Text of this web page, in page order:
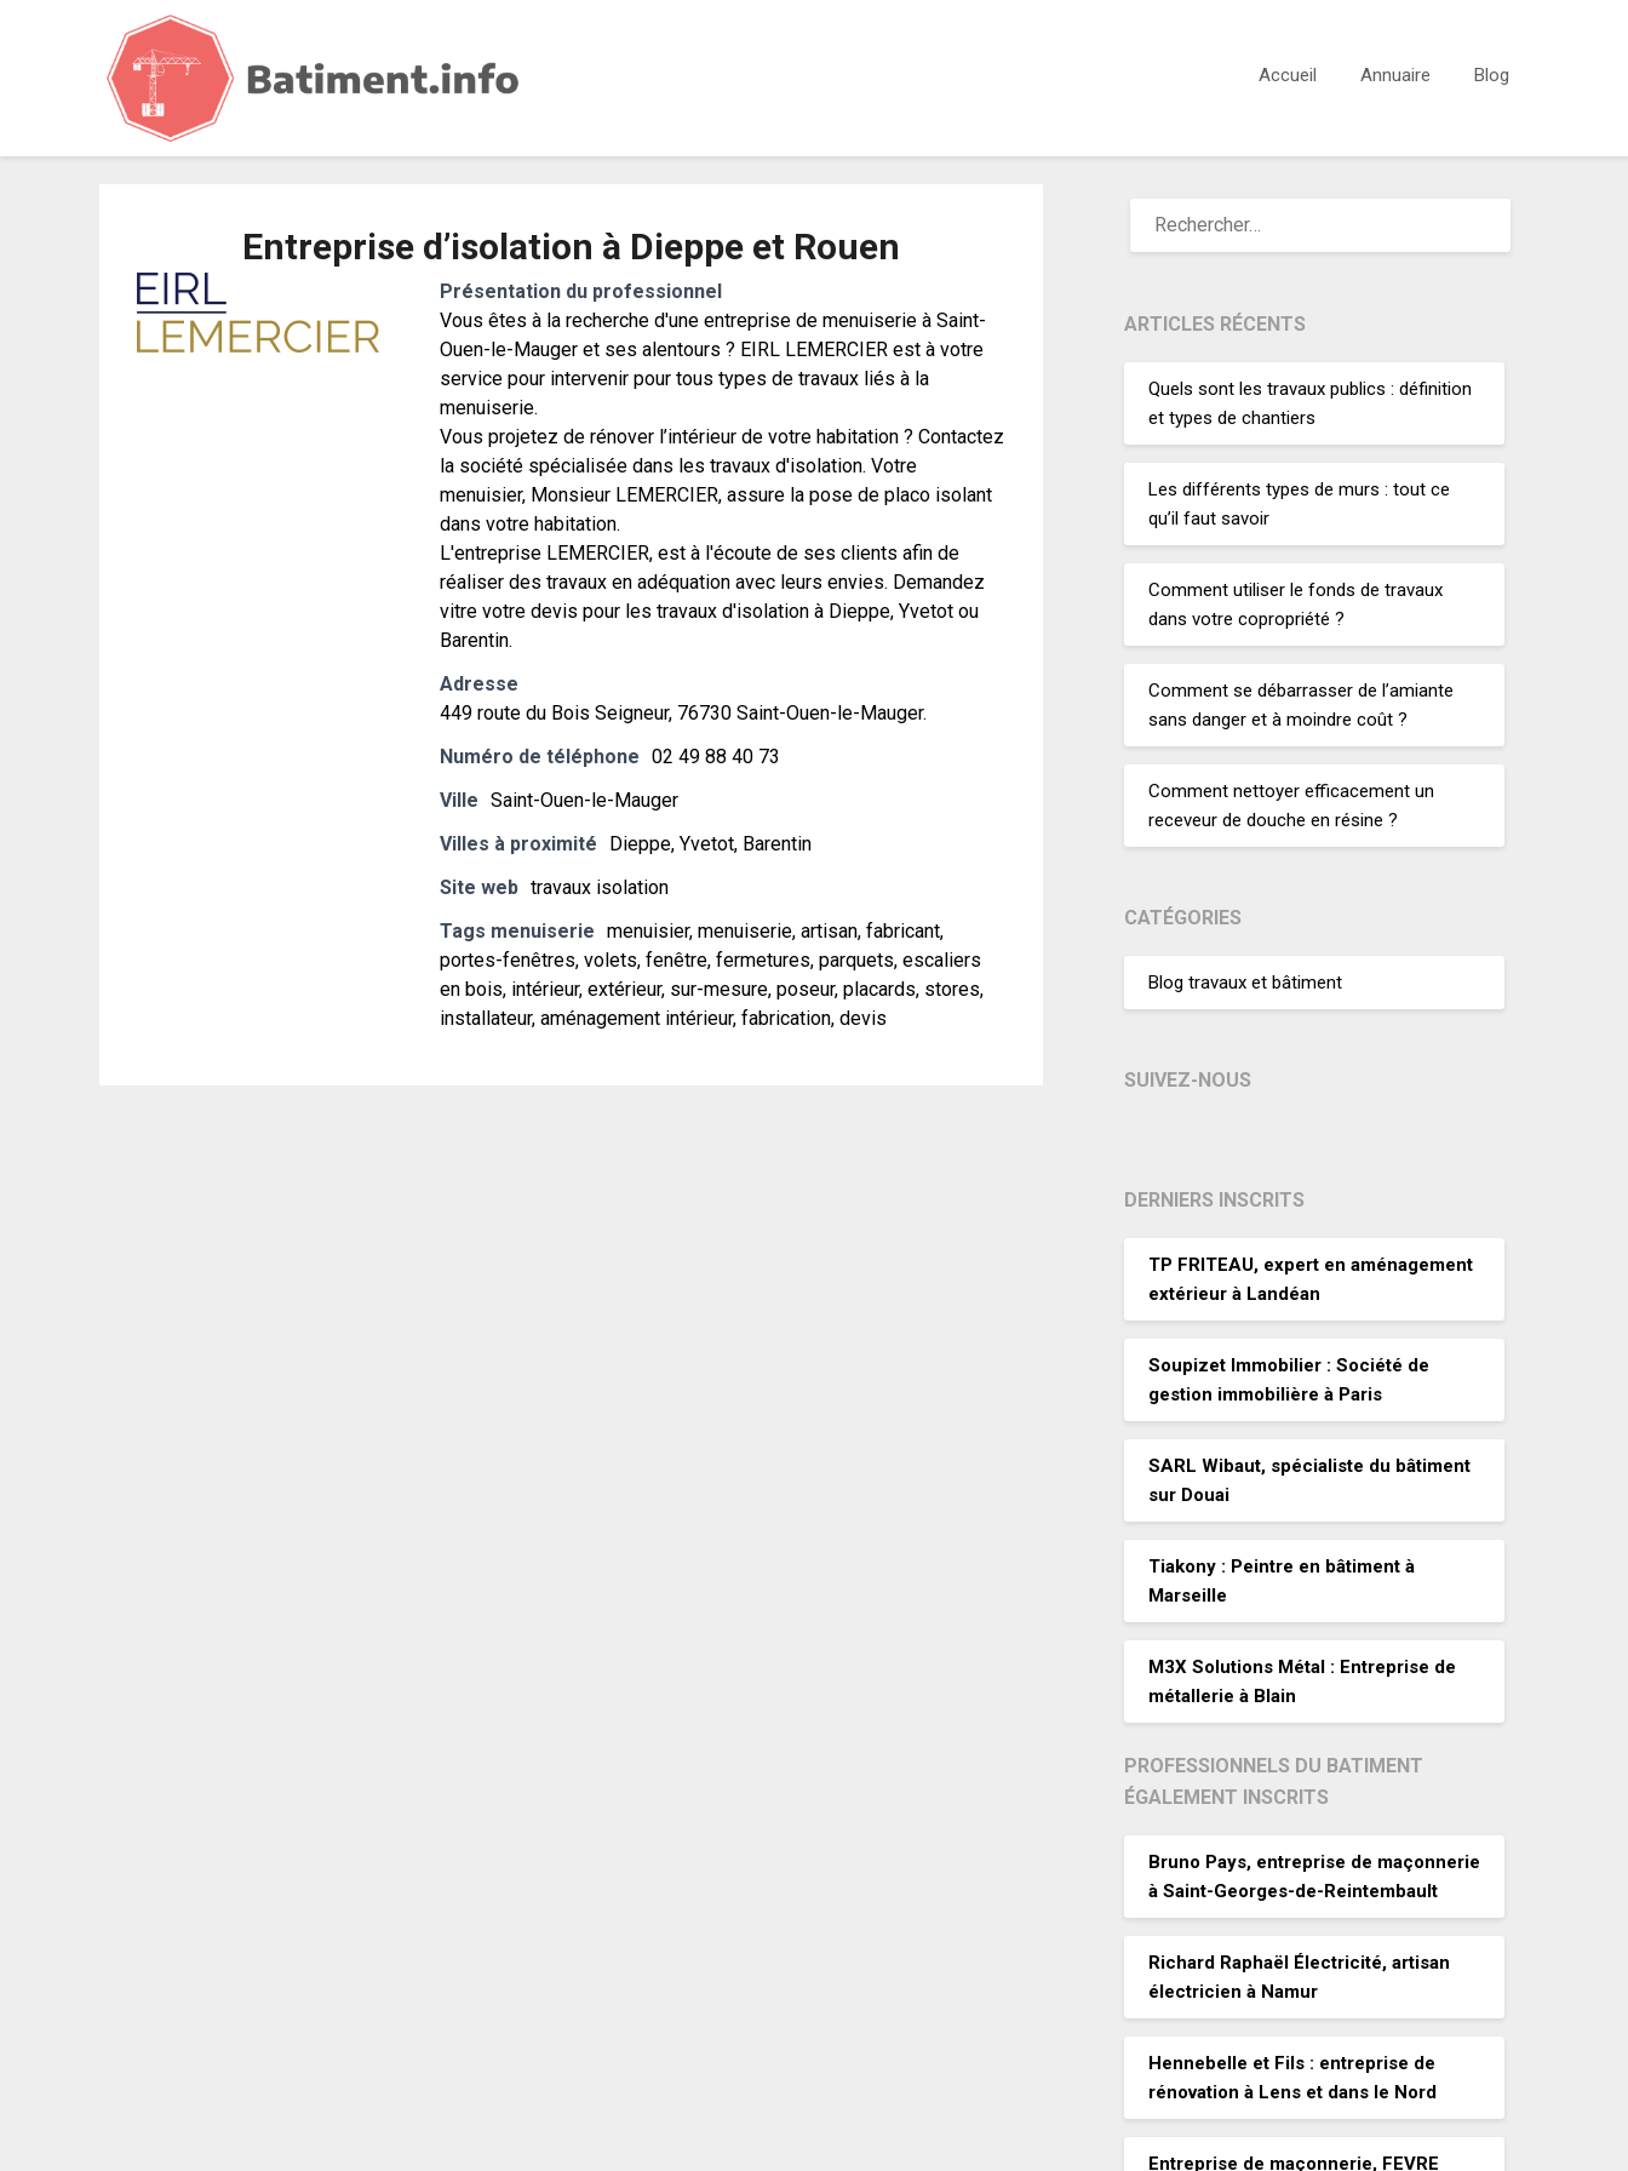
Accueil Annuaire Blog
Entreprise d’isolation à Dieppe et Rouen
Présentation du professionnel
Vous êtes à la recherche d'une entreprise de menuiserie à Saint-
Ouen-le-Mauger et ses alentours ? EIRL LEMERCIER est à votre
service pour intervenir pour tous types de travaux liés à la
menuiserie.
Vous projetez de rénover l’intérieur de votre habitation ? Contactez
la société spécialisée dans les travaux d'isolation. Votre
menuisier, Monsieur LEMERCIER, assure la pose de placo isolant
dans votre habitation.
L'entreprise LEMERCIER, est à l'écoute de ses clients afin de
réaliser des travaux en adéquation avec leurs envies. Demandez
vitre votre devis pour les travaux d'isolation à Dieppe, Yvetot ou
Barentin.
Adresse
449 route du Bois Seigneur, 76730 Saint-Ouen-le-Mauger.
Numéro de téléphone 02 49 88 40 73
Ville Saint-Ouen-le-Mauger
Villes à proximité
Dieppe, Yvetot, Barentin
Site web travaux isolation
Tags menuiserie menuisier, menuiserie, artisan, fabricant,
portes-fenêtres, volets, fenêtre, fermetures, parquets, escaliers
en bois, intérieur, extérieur, sur-mesure, poseur, placards, stores,
installateur, aménagement intérieur, fabrication, devis
ARTICLES RÉCENTS
Quels sont les travaux publics : définition
et types de chantiers
Les différents types de murs : tout ce
qu’il faut savoir
Comment utiliser le fonds de travaux
dans votre copropriété ?
Comment se débarrasser de l’amiante
sans danger et à moindre coût ?
Comment nettoyer efficacement un
receveur de douche en résine ?
CATÉGORIES
Blog travaux et bâtiment
SUIVEZ-NOUS
DERNIERS INSCRITS
TP FRITEAU, expert en aménagement
extérieur à Landéan
Soupizet Immobilier : Société de
gestion immobilière à Paris
SARL Wibaut, spécialiste du bâtiment
sur Douai
Tiakony : Peintre en bâtiment à
Marseille
M3X Solutions Métal : Entreprise de
métallerie à Blain
PROFESSIONNELS DU BATIMENT
ÉGALEMENT INSCRITS
Bruno Pays, entreprise de maçonnerie
à Saint-Georges-de-Reintembault
Richard Raphaël Électricité, artisan
électricien à Namur
Hennebelle et Fils : entreprise de
rénovation à Lens et dans le Nord
Entreprise de maçonnerie, FEVRE